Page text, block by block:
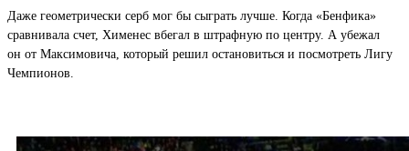
Даже геометрически серб мог бы сыграть лучше. Когда «Бенфика»
сравнивала счет, Хименес вбегал в штрафную по центру. А убежал
он от Максимовича, который решил остановиться и посмотреть Лигу
Чемпионов.